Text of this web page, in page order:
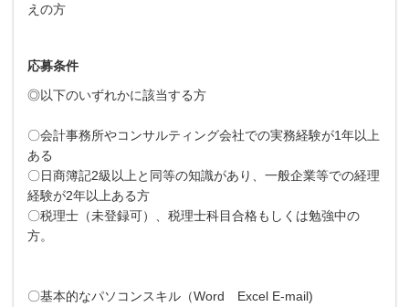
えの方
応募条件
◎以下のいずれかに該当する方
〇会計事務所やコンサルティング会社での実務経験が1年以上
ある
〇日商簿記2級以上と同等の知識があり、一般企業等での経理
経験が2年以上ある方
〇税理士（未登録可）、税理士科目合格もしくは勉強中の
方。
〇基本的なパソコンスキル（Word Excel E-mail)